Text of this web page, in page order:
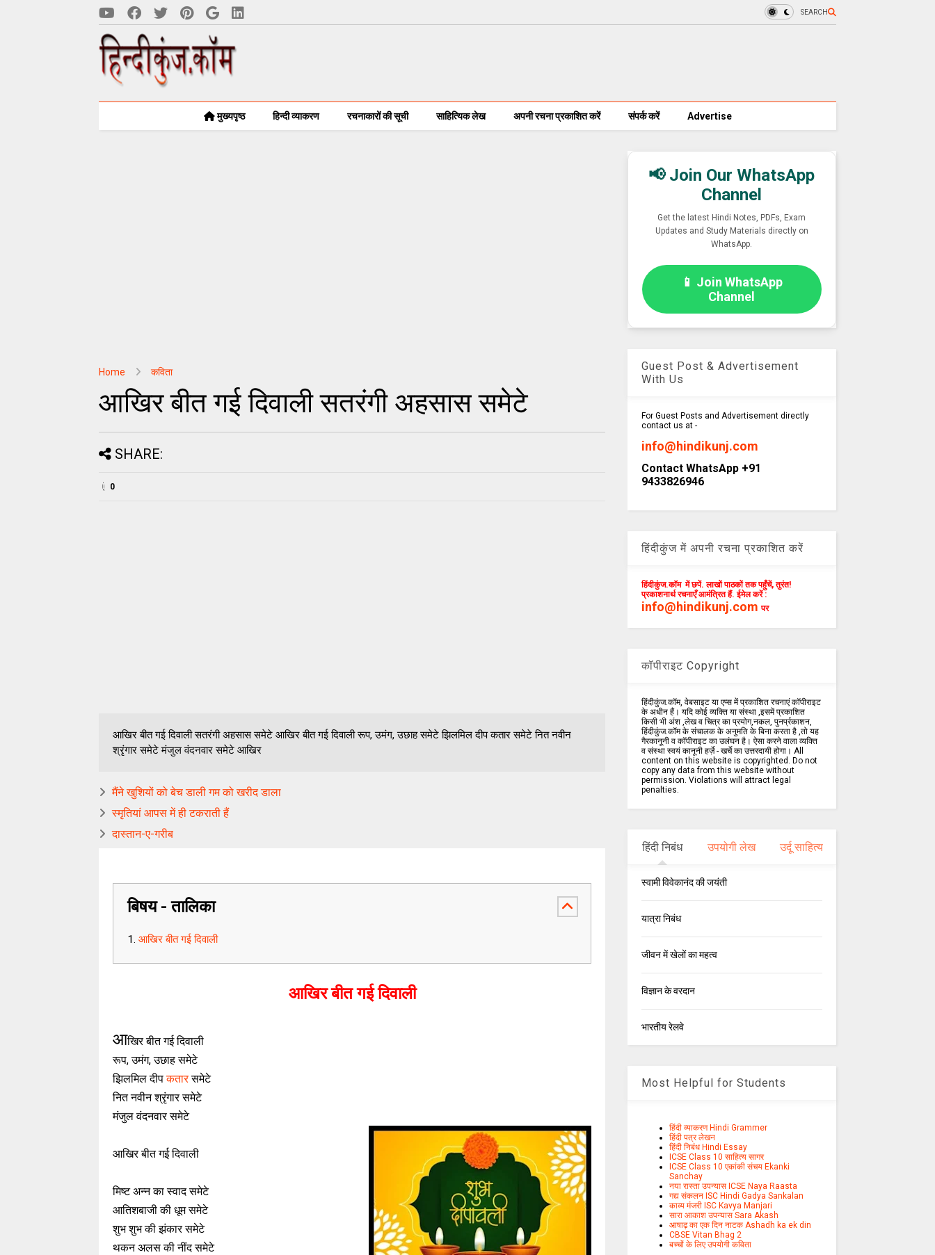
SEARCH
मुख्यपृष्ठ हिन्दी व्याकरण रचनाकारों की सूची साहित्यिक लेख अपनी रचना प्रकाशित करें संपर्क करें Advertise
Home कविता
आखिर बीत गई दिवाली सतरंगी अहसास समेटे
SHARE:
0
आखिर बीत गई दिवाली सतरंगी अहसास समेटे आखिर बीत गई दिवाली रूप, उमंग, उछाह समेटे झिलमिल दीप कतार समेटे नित नवीन
श्रृंगार समेटे मंजुल वंदनवार समेटे आखिर
मैंने खुशियों को बेच डाली गम को खरीद डाला
स्मृतियां आपस में ही टकराती हैं
दास्तान-ए-गरीब
बिषय - तालिका
आखिर बीत गई दिवाली
आखिर बीत गई दिवाली
आखिर बीत गई दिवाली
रूप, उमंग, उछाह समेटे
झिलमिल दीपकतारसमेटे
नित नवीन श्रृंगार समेटे
मंजुल वंदनवार समेटे
आखिर बीत गई दिवाली
मिष्ट अन्न का स्वाद समेटे
आतिशबाजी की धूम समेटे
शुभ शुभ की झंकार समेटे
थकन अलस की नींद समेटे
📢 Join Our WhatsApp
Channel
Get the latest Hindi Notes, PDFs, Exam
Updates and Study Materials directly on
WhatsApp.
📱 Join WhatsApp
Channel
Guest Post & Advertisement
With Us
For Guest Posts and Advertisement directly
contact us at -
info@hindikunj.com
Contact WhatsApp +91
9433826946
हिंदीकुंज में अपनी रचना प्रकाशित करें
हिंदीकुंज.कॉम में छपें. लाखों पाठकों तक पहुँचें, तुरंत!
प्रकाशनार्थ रचनाएँ आमंत्रित हैं. ईमेल करें :
info@hindikunj.com पर
कॉपीराइट Copyright
हिंदीकुंज.कॉम, वेबसाइट या एप्स में प्रकाशित रचनाएं कॉपीराइट
के अधीन हैं। यदि कोई व्यक्ति या संस्था ,इसमें प्रकाशित
किसी भी अंश ,लेख व चित्र का प्रयोग,नकल, पुनर्प्रकाशन,
हिंदीकुंज.कॉम के संचालक के अनुमति के बिना करता है ,तो यह
गैरकानूनी व कॉपीराइट का उलंघन है। ऐसा करने वाला व्यक्ति
व संस्था स्वयं कानूनी हर्ज़े - खर्चे का उत्तरदायी होगा। All
content on this website is copyrighted. Do not
copy any data from this website without
permission. Violations will attract legal
penalties.
हिंदी निबंध उपयोगी लेख उर्दू साहित्य
स्वामी विवेकानंद की जयंती
यात्रा निबंध
जीवन में खेलों का महत्व
विज्ञान के वरदान
भारतीय रेलवे
Most Helpful for Students
हिंदी व्याकरण Hindi Grammer
हिंदी पत्र लेखन
हिंदी निबंध Hindi Essay
ICSE Class 10 साहित्य सागर
ICSE Class 10 एकांकी संचय Ekanki
Sanchay
नया रास्ता उपन्यास ICSE Naya Raasta
गद्य संकलन ISC Hindi Gadya Sankalan
काव्य मंजरी ISC Kavya Manjari
सारा आकाश उपन्यास Sara Akash
आषाढ़ का एक दिन नाटक Ashadh ka ek din
CBSE Vitan Bhag 2
बच्चों के लिए उपयोगी कविता